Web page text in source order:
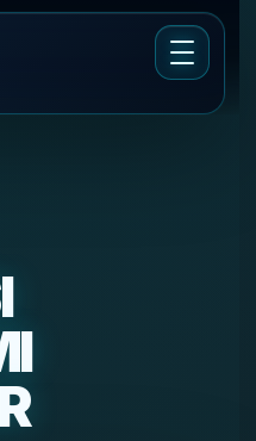
Ongkir
Pengiriman
Tentang Kami